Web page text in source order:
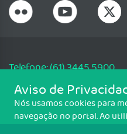
Telefone: (61) 3445 5900
Email:
SGAS 616, Conjunto D, Lote 115,
CNPJ: 33.583.550/0001-30
Aviso de
Nós usamos cookies para
navegação no portal. Ao